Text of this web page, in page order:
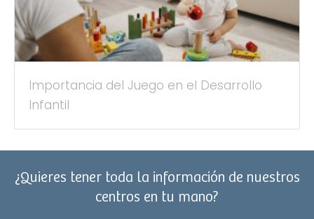
Importancia del Juego en el Desarrollo
Infantil
¿Quieres tener toda la información de nuestros
centros en tu mano?